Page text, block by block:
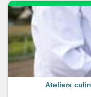
Ateliers